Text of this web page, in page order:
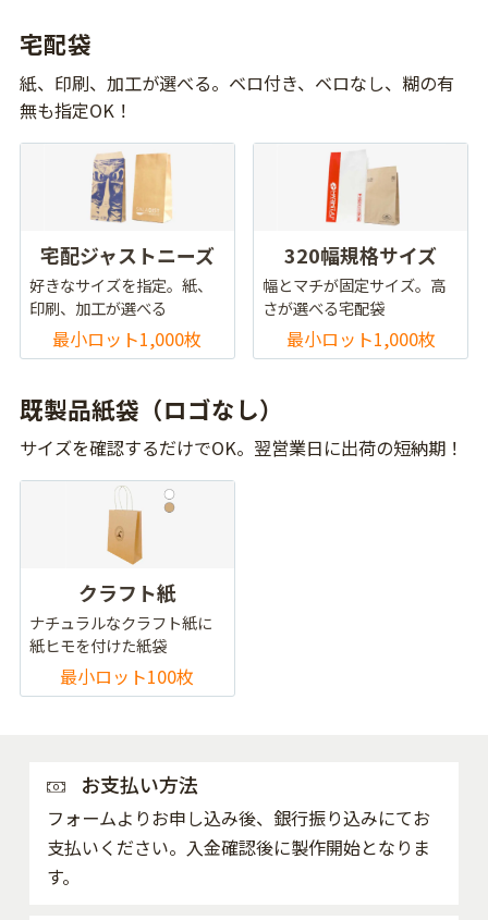
宅配袋
紙、印刷、加工が選べる。ベロ付き、ベロなし、糊の有
無も指定OK！
宅配ジャストニーズ
好きなサイズを指定。紙、
印刷、加工が選べる
最小ロット1,000枚
320幅規格サイズ
幅とマチが固定サイズ。高
さが選べる宅配袋
最小ロット1,000枚
既製品紙袋（ロゴなし）
サイズを確認するだけでOK。翌営業日に出荷の短納期！
クラフト紙
ナチュラルなクラフト紙に
紙ヒモを付けた紙袋
最小ロット100枚
お支払い方法
フォームよりお申し込み後、銀行振り込みにてお
支払いください。入金確認後に製作開始となりま
す。